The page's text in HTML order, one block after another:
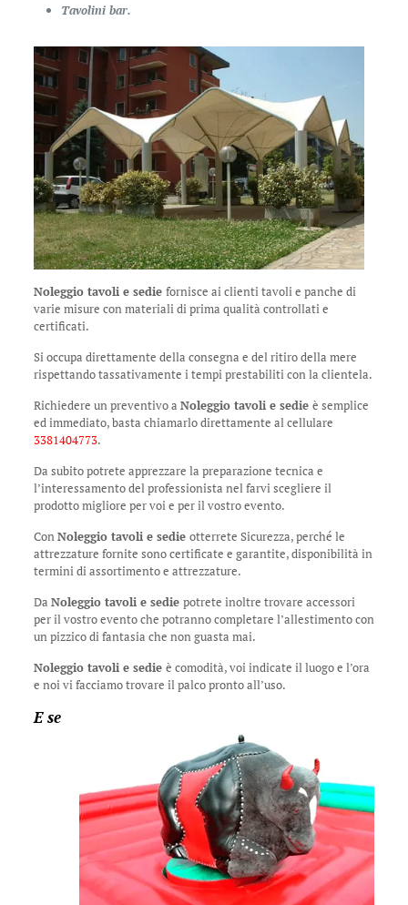
Tavolini bar.
Noleggio tavoli e sedie fornisce ai clienti tavoli e panche di
varie misure con materiali di prima qualità controllati e
certificati.
Si occupa direttamente della consegna e del ritiro della mere
rispettando tassativamente i tempi prestabiliti con la clientela.
Richiedere un preventivo a Noleggio tavoli e sedie è semplice
ed immediato, basta chiamarlo direttamente al cellulare
3381404773.
Da subito potrete apprezzare la preparazione tecnica e
l’interessamento del professionista nel farvi scegliere il
prodotto migliore per voi e per il vostro evento.
ConNoleggio tavoli e sedie otterrete Sicurezza, perché le
attrezzature fornite sono certificate e garantite, disponibilità in
termini di assortimento e attrezzature.
Da Noleggio tavoli e sedie potrete inoltre trovare accessori
per il vostro evento che potranno completare l’allestimento con
un pizzico di fantasia che non guasta mai.
Noleggio tavoli e sedie è comodità, voi indicate il luogo e l’ora
e noi vi facciamo trovare il palco pronto all’uso.
E se